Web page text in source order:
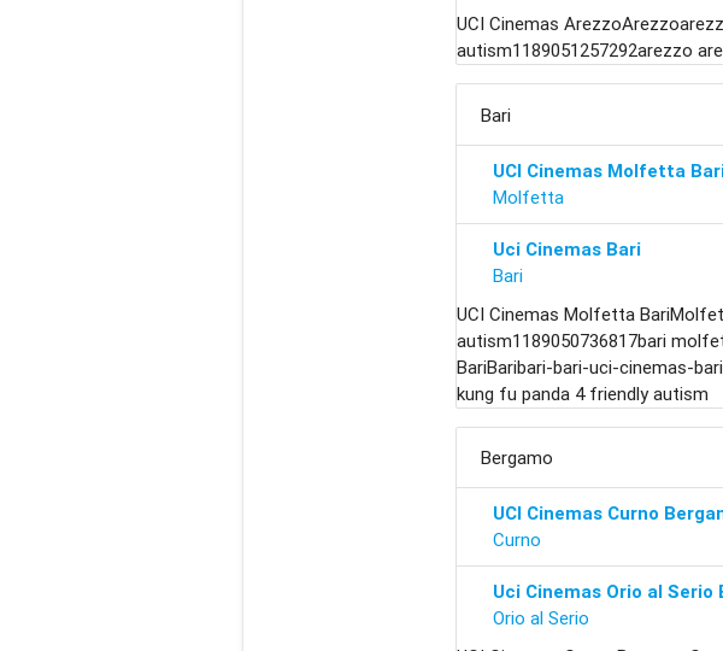
UCI Cinemas
autism1189051257292arezzo
Bari
UCI Cinemas Molfetta
Molfetta
Uci Cinemas Bari
Bari
UCI Cinemas Molfetta
autism1189050736817bari
BariBaribari-bari-uci-cinemas-
kung fu panda 4 friendly autism
Bergamo
UCI Cinemas Curno
Curno
Uci Cinemas Orio al Serio
Orio al Serio